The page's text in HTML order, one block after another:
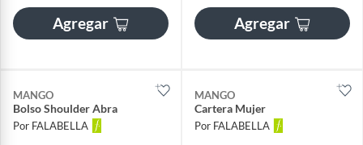
Agregar Agregar
MANGO
Bolso Shoulder Abra
Por FALABELLA
MANGO
Cartera Mujer
Por FALABELLA